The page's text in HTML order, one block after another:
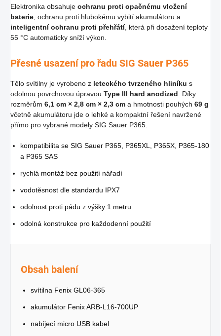
Elektronika obsahuje ochranu proti opačnému vložení
baterie , ochranu proti hlubokému vybití akumulátoru a
inteligentní ochranu proti přehřátí, která při dosažení teploty
55 °C automaticky sníží výkon.
Přesné usazení pro řadu SIG Sauer P365
Tělo svítilny je vyrobeno z leteckého tvrzeného hliníku s
odolnou povrchovou úpravou Type III hard anodized . Díky
rozměrům 6,1 cm × 2,8 cm × 2,3 cm a hmotnosti pouhých 69 g
včetně akumulátoru jde o lehké a kompaktní řešení navržené
přímo pro vybrané modely SIG Sauer P365.
kompatibilita se SIG Sauer P365, P365XL, P365X, P365-180
a P365 SAS
rychlá montáž bez použití nářadí
vodotěsnost dle standardu IPX7
odolnost proti pádu z výšky 1 metru
odolná konstrukce pro každodenní použití
Obsah balení
svítilna Fenix GL06-365
akumulátor Fenix ARB-L16-700UP
nabíjecí micro USB kabel